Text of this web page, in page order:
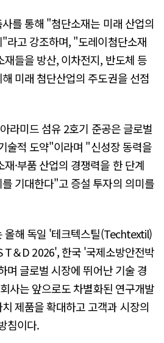
를 통해 "첨단소재는 미래 산업의
라고 강조하며, "도레이첨단소재
들을 방산, 이차전지, 반도체 등
미래 첨단산업의 주도권을 선점
라미드 섬유 2호기 준공은 글로벌
술적 도약"이라며 "신성장 동력을
·부품 산업의 경쟁력을 한 단계
기대한다"고 증설 투자의 의미를
올해 독일 '테크텍스틸(Techtextil)
T＆D 2026', 한국 '국제소방안전박
며 글로벌 시장에 뛰어난 기술 경
사는 앞으로도 차별화된 연구개발
제품을 확대하고 고객과 시장의
침이다.